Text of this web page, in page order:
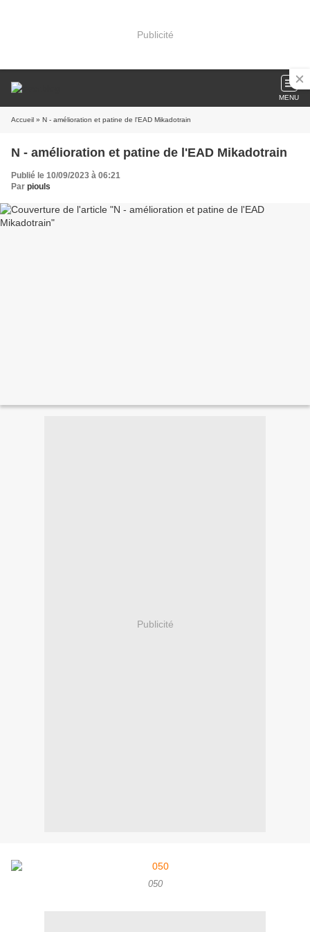
Publicité
MENU
Accueil » N - amélioration et patine de l'EAD Mikadotrain
N - amélioration et patine de l'EAD Mikadotrain
Publié le 10/09/2023 à 06:21
Par piouls
Publicité
050